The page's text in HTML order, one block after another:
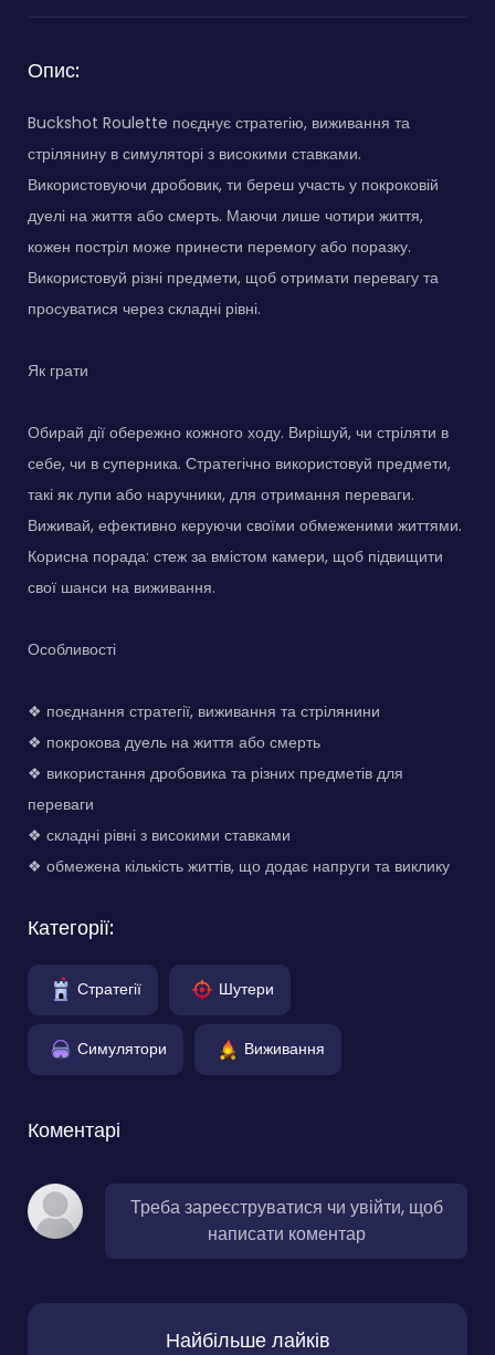
Опис:
Buckshot Roulette поєднує стратегію, виживання та
стрілянину в симуляторі з високими ставками.
Використовуючи дробовик, ти береш участь у покроковій
дуелі на життя або смерть. Маючи лише чотири життя,
кожен постріл може принести перемогу або поразку.
Використовуй різні предмети, щоб отримати перевагу та
просуватися через складні рівні.
Як грати
Обирай дії обережно кожного ходу. Вирішуй, чи стріляти в
себе, чи в суперника. Стратегічно використовуй предмети,
такі як лупи або наручники, для отримання переваги.
Виживай, ефективно керуючи своїми обмеженими життями.
Корисна порада: стеж за вмістом камери, щоб підвищити
свої шанси на виживання.
Особливості
❖ поєднання стратегії, виживання та стрілянини
❖ покрокова дуель на життя або смерть
❖ використання дробовика та різних предметів для
переваги
❖ складні рівні з високими ставками
❖ обмежена кількість життів, що додає напруги та виклику
Категорії:
Стратегії Шутери
Симулятори Виживання
Коментарі
Треба зареєструватися чи увійти, щоб
написати коментар
Найбільше лайків